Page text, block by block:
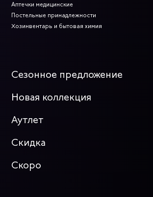
Аптечки медицинские
Постельные принадлежности
Хозинвентарь и бытовая химия
Сезонное предложение
Новая коллекция
Аутлет
Скидка
Скоро